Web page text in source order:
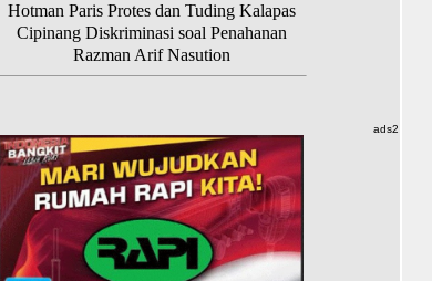
Hotman Paris Protes dan Tuding Kalapas
Cipinang Diskriminasi soal Penahanan
Razman Arif Nasution
ads2